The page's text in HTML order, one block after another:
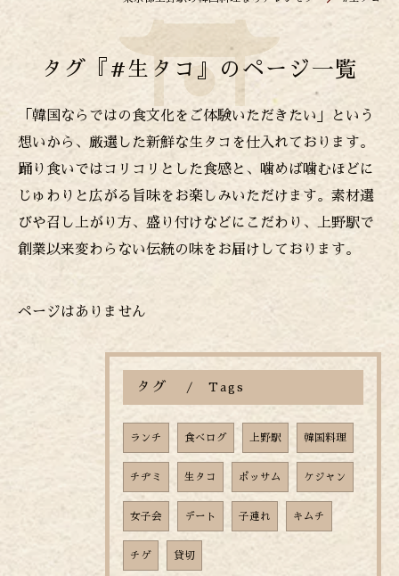
タグ『#生タコ』のページ一覧
「韓国ならではの食文化をご体験いただきたい」という
想いから、厳選した新鮮な生タコを仕入れております。
踊り食いではコリコリとした食感と、噛めば噛むほどに
じゅわりと広がる旨味をお楽しみいただけます。素材選
びや召し上がり方、盛り付けなどにこだわり、上野駅で
創業以来変わらない伝統の味をお届けしております。
ページはありません
タグ Tags
ランチ 食べログ 上野駅 韓国料理
チヂミ 生タコ ポッサム ケジャン
女子会 デート 子連れ キムチ
チゲ 貸切